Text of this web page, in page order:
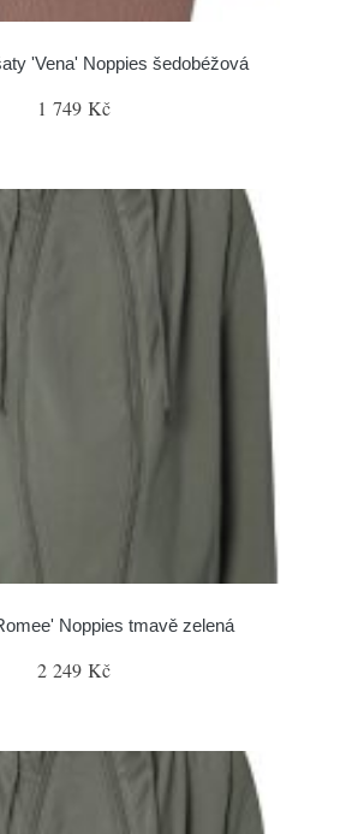
'Vena' Noppies šedobéžová
1 749 Kč
Noppies tmavě zelená
2 249 Kč